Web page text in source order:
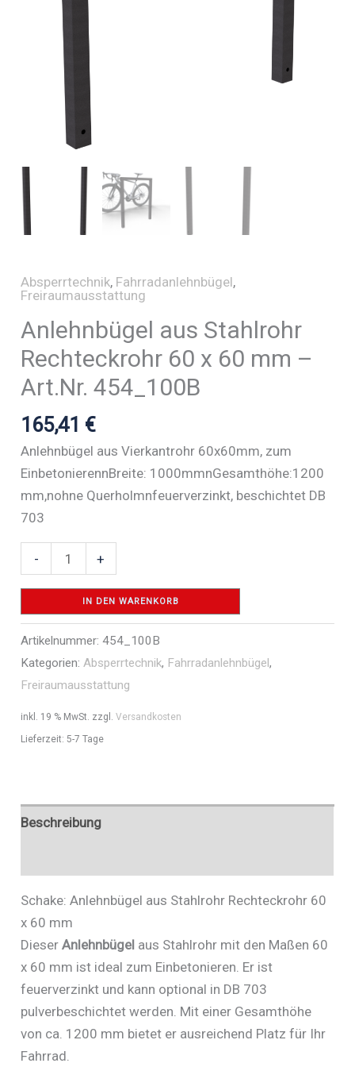
Absperrtechnik, Fahrradanlehnbügel,
Freiraumausstattung
Anlehnbügel aus Stahlrohr
Rechteckrohr 60 x 60 mm –
Art.Nr. 454_100B
165,41 €
Anlehnbügel aus Vierkantrohr 60x60mm, zum
EinbetonierennBreite: 1000mmnGesamthöhe:1200
mm,nohne Querholmnfeuerverzinkt, beschichtet DB
703
-
Anlehnbügel
aus
Rechteckrohr
60
x
60
mm
+
IN DEN WARENKORB
Artikelnummer:454_100B
Kategorien:Absperrtechnik, Fahrradanlehnbügel,
Freiraumausstattung
inkl. 19 % MwSt. zzgl.Versandkosten
Lieferzeit: 5-7 Tage
Beschreibung
Schake: Anlehnbügel aus Stahlrohr Rechteckrohr 60
x 60 mm
DieserAnlehnbügel aus Stahlrohr mit den Maßen 60
x 60 mm ist ideal zum Einbetonieren. Er ist
feuerverzinkt und kann optional in DB 703
pulverbeschichtet werden. Mit einer Gesamthöhe
von ca. 1200 mm bietet er ausreichend Platz für Ihr
Fahrrad.